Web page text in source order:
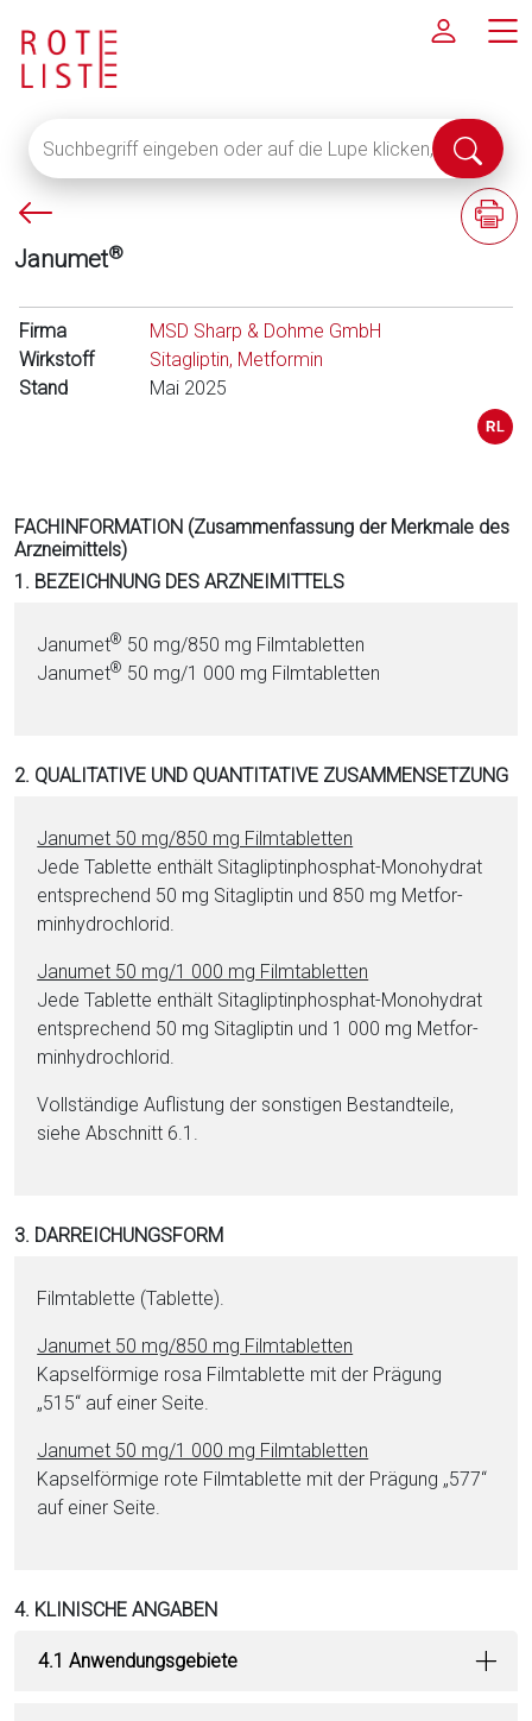
eingeben
oder
auf
Lupe
klicken,
um
alle
Fachinformationen
Suche
P
e
l
l
i
Janumet®
F
a
o
r
t
F
Firma
MSD Sharp & Dohme GmbH
Wirkstoff
Sitagliptin, Metformin
Stand
Mai 2025
FACHINFORMATION (Zusammenfassung der Merkmale des
Arzneimittels)
1. BEZEICHNUNG DES ARZNEIMITTELS
Janumet® 50 mg/850 mg Film­ta­blet­ten
Janumet® 50 mg/1 000 mg Film­ta­blet­ten
2. QUALITATIVE UND QUANTITATIVE ZUSAMMENSETZUNG
Janumet 50 mg/850 mg Film­ta­blet­ten
Jede Ta­blet­te enthält Si­ta­glip­tin­phos­phat-Mo­no­hy­drat
ent­sprechend 50 mg Si­ta­glip­tin und 850 mg Met­for­
min­hy­dro­chlo­rid.
Janumet 50 mg/1 000 mg Film­ta­blet­ten
Jede Ta­blet­te enthält Si­ta­glip­tin­phos­phat-Mo­no­hy­drat
ent­sprechend 50 mg Si­ta­glip­tin und 1 000 mg Met­for­
min­hy­dro­chlo­rid.
Vollständige Auflistung der sonstigen Be­stand­tei­le,
siehe Abschnitt 6.1.
3. DARREICHUNGSFORM
Film­ta­blet­te (Ta­blet­te).
Janumet 50 mg/850 mg Film­ta­blet­ten
Kapselförmige rosa Film­ta­blet­te mit der Prägung
„515“ auf ei­ner Seite.
Janumet 50 mg/1 000 mg Film­ta­blet­ten
Kapselförmige rote Film­ta­blet­te mit der Prägung „577“
auf ei­ner Seite.
4. KLINISCHE ANGABEN
4.1 Anwendungsgebiete